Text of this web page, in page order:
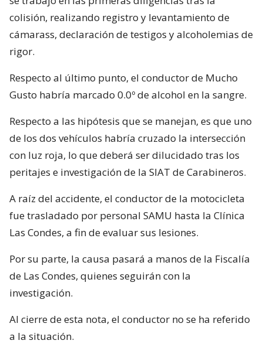
colisión, realizando registro y levantamiento de
cámarass, declaración de testigos y alcoholemias de
rigor.
Respecto al último punto, el conductor de Mucho
Gusto habría marcado 0.0º de alcohol en la sangre.
Respecto a las hipótesis que se manejan, es que uno
de los dos vehículos habría cruzado la intersección
con luz roja, lo que deberá ser dilucidado tras los
peritajes e investigación de la SIAT de Carabineros.
A raíz del accidente, el conductor de la motocicleta
fue trasladado por personal SAMU hasta la Clínica
Las Condes, a fin de evaluar sus lesiones.
Por su parte, la causa pasará a manos de la Fiscalía
de Las Condes, quienes seguirán con la
investigación.
Al cierre de esta nota, el conductor no se ha referido
a la situación.